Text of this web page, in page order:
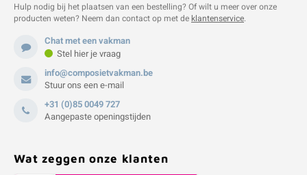
Hulp nodig bij het plaatsen van een bestelling? Of wilt u meer over onze
producten weten? Neem dan contact op met deklantenservice.
Chat met een vakman
Stel hier je vraag
info@composietvakman.be
Stuur ons een e-mail
+31 (0)85 0049 727
Aangepaste openingstijden
Wat zeggen onze klanten